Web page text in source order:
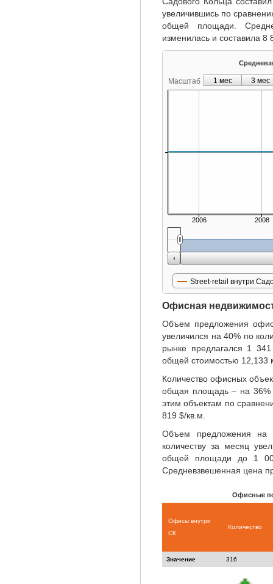
увеличившись по
общей площади.
изменилась и составила 8
Масштаб
Street-retail внутри
2006 2008
1 мес 3 мес
Офисная
Объем предложения
увеличился на 40% по
рынке предлагался 1
общей стоимостью 12,133
Количество офисных
общая площадь – на 36%
этим объектам по
819 $/кв.м.
Объем предложения на
количеству за месяц
общей площади до 1
Средневзвешенная цена
Офисные
Офисы внутри
СК
Количество
Значение 316